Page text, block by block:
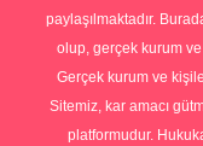
paylaşılmaktadır.
olup, gerçek kurum ve
Gerçek kurum ve
Sitemiz, kar amacı
platformudur.